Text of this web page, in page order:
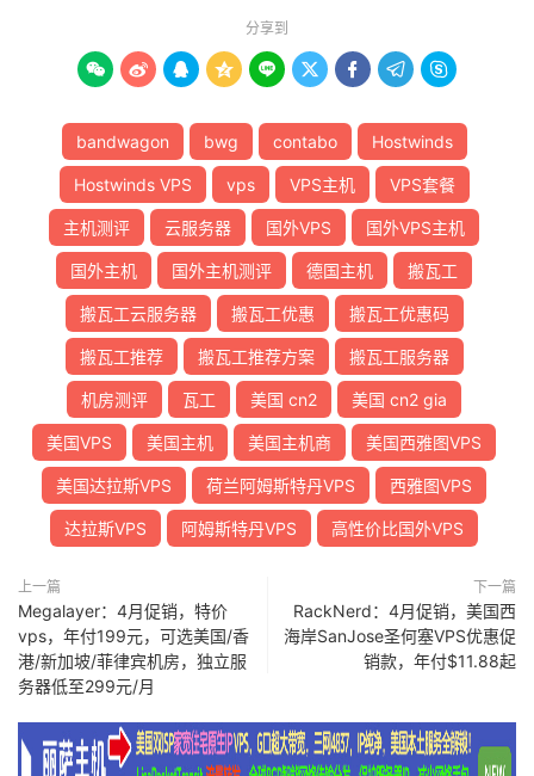
分享到
        
bandwagon bwg contabo Hostwinds
Hostwinds VPS vps VPS主机 VPS套餐
主机测评 云服务器 国外VPS 国外VPS主机
国外主机 国外主机测评 德国主机 搬瓦工
搬瓦工云服务器 搬瓦工优惠 搬瓦工优惠码
搬瓦工推荐 搬瓦工推荐方案 搬瓦工服务器
机房测评 瓦工 美国 cn2 美国 cn2 gia
美国VPS 美国主机 美国主机商 美国西雅图VPS
美国达拉斯VPS 荷兰阿姆斯特丹VPS 西雅图VPS
达拉斯VPS 阿姆斯特丹VPS 高性价比国外VPS
上一篇
Megalayer：4月促销，特价
vps，年付199元，可选美国/香
港/新加坡/菲律宾机房，独立服
务器低至299元/月
下一篇
RackNerd：4月促销，美国西
海岸SanJose圣何塞VPS优惠促
销款，年付$11.88起